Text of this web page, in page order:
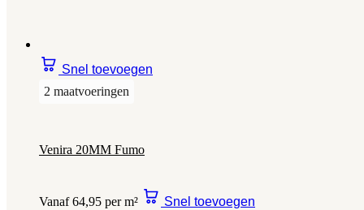
Snel toevoegen
2 maatvoeringen
Venira 20MM Fumo
Vanaf 64,95 per m² Snel toevoegen